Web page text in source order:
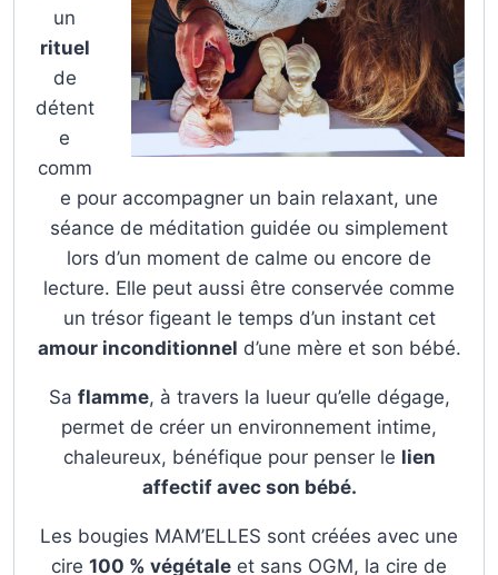
un
rituel
de
détent
e
comm
e pour accompagner un bain relaxant, une
séance de méditation guidée ou simplement
lors d’un moment de calme ou encore de
lecture. Elle peut aussi être conservée comme
un trésor figeant le temps d’un instant cet
amour inconditionnel d’une mère et son bébé.
Sa flamme, à travers la lueur qu’elle dégage,
permet de créer un environnement intime,
chaleureux, bénéfique pour penser le lien
affectif avec son bébé.
Les bougies MAM’ELLES sont créées avec une
cire 100 % végétale et sans OGM, la cire de